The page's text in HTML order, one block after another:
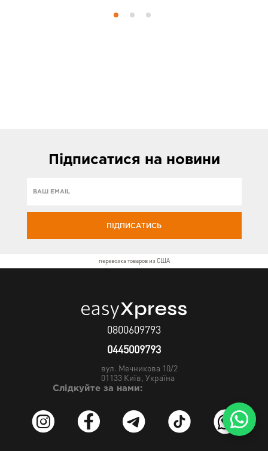
Підписатися на новини
ПІДПИСАТИСЬ
перевозка товаров из США
0800609793
0445009793
вул. Мечникова 10/2
01133 Київ, Україна
Слідкуйте за нами: